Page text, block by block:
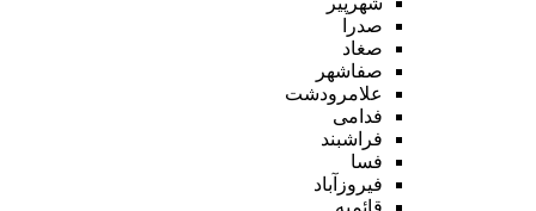
صدرا
صغاد
صفاشهر
علامرودشت
فدامی
فراشبند
فسا
فیروزآباد
قائمیه